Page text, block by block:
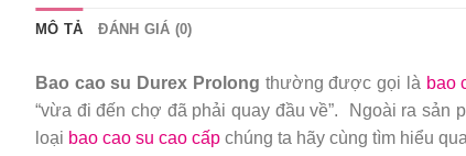
MÔ TẢ ĐÁNH GIÁ (0)
Bao cao su Durex Prolong thường được gọi là bao
“vừa đi đến chợ đã phải quay đầu về”. Ngoài ra sản
loại bao cao su cao cấp chúng ta hãy cùng tìm hiểu